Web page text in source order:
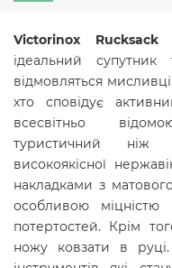
Victorinox Rucksack
ідеальний
відмовляться
хто сповідує
всесвітньо
туристичний ніж
високоякісної
накладками з
особливою
потертостей. Крім
ножу ковзати в